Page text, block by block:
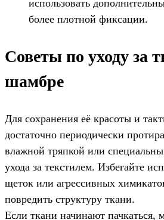
использовать
более плотной фиксации.
Советы по уходу за
шамбре
Для сохранения её красоты и
достаточно периодически
влажной тряпкой или
ухода за текстилем. Избегайте
щеток или агрессивных
повредить структуру ткани.
Если ткани начинают пачкаться,